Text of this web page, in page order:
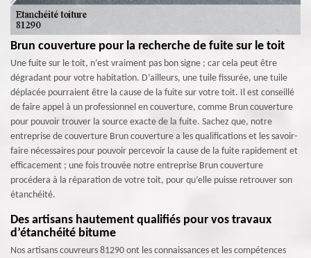
Brun couverture pour la recherche de fuite sur le toit
Une fuite sur le toit, n’est vraiment pas bon signe ; car cela peut être
dégradant pour votre habitation. D’ailleurs, une tuile fissurée, une tuile
déplacée pourraient être la cause de la fuite sur votre toit. Il est conseillé
de faire appel à un professionnel en couverture, comme Brun couverture
pour pouvoir trouver la source exacte de la fuite. Sachez que, notre
entreprise de couverture Brun couverture a les qualifications et les savoir-
faire nécessaires pour pouvoir percevoir la cause de la fuite rapidement et
efficacement ; une fois trouvée notre entreprise Brun couverture
procédera à la réparation de votre toit, pour qu’elle puisse retrouver son
étanchéité.
Des artisans hautement qualifiés pour vos travaux
d’étanchéité bitume
Nos artisans couvreurs 81290 ont les connaissances et les compétences